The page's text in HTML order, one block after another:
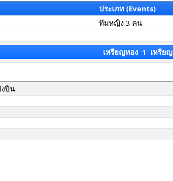
ประเภท (Events)
ทีมหญิง 3 คน
เหรียญทอง 1 เหรียญ
ปืน